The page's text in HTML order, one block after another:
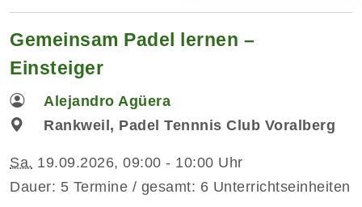
Gemeinsam Padel lernen –
Einsteiger
Alejandro Agüera
Rankweil, Padel Tennnis Club Voralberg
Sa. 19.09.2026, 09:00 - 10:00 Uhr
Dauer: 5 Termine / gesamt: 6 Unterrichtseinheiten